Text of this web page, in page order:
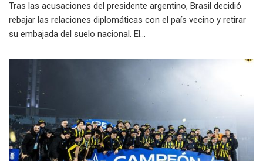
Tras las acusaciones del presidente argentino, Brasil decidió
rebajar las relaciones diplomáticas con el país vecino y retirar
su embajada del suelo nacional. El...